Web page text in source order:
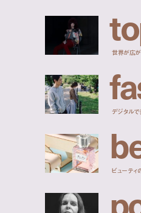
to
世界が広が
fa
デジタルで
b
ビューティ